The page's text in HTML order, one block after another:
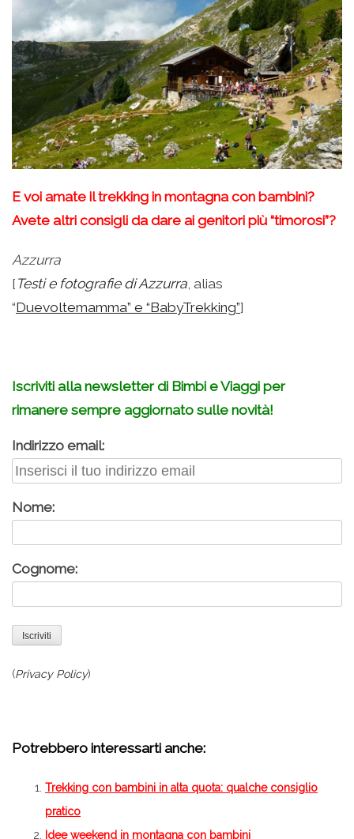
E voi amate il trekking in montagna con bambini?
Avete altri consigli da dare ai genitori più “timorosi”?
Azzurra
[ Testi e fotografie di Azzurra, alias
“Duevoltemamma” e “BabyTrekking”]
Iscriviti alla newsletter di Bimbi e Viaggi per
rimanere sempre aggiornato sulle novità!
Indirizzo email:
Nome:
Cognome:
(Privacy Policy)
Potrebbero interessarti anche:
Trekking con bambini in alta quota: qualche consiglio
pratico
Idee weekend in montagna con bambini